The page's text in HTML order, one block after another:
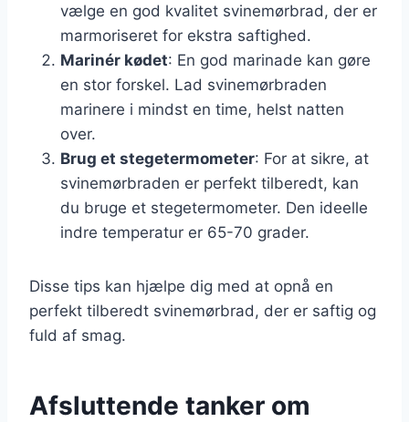
vælge en god kvalitet svinemørbrad, der er
marmoriseret for ekstra saftighed.
Marinér kødet: En god marinade kan gøre
en stor forskel. Lad svinemørbraden
marinere i mindst en time, helst natten
over.
Brug et stegetermometer: For at sikre, at
svinemørbraden er perfekt tilberedt, kan
du bruge et stegetermometer. Den ideelle
indre temperatur er 65-70 grader.
Disse tips kan hjælpe dig med at opnå en
perfekt tilberedt svinemørbrad, der er saftig og
fuld af smag.
Afsluttende tanker om